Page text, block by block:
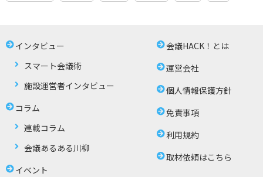
インタビュー
スマート会議術
施設運営者インタビュー
コラム
連載コラム
会議あるある川柳
イベント
会議HACK！とは
運営会社
個人情報保護方針
免責事項
利用規約
取材依頼はこちら